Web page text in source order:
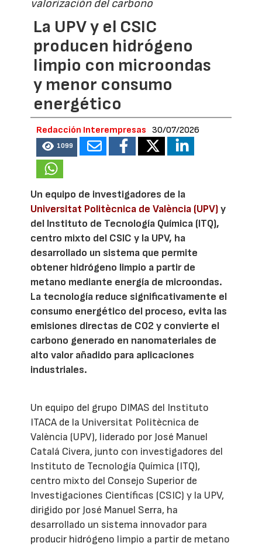
valorización del carbono
La UPV y el CSIC
producen hidrógeno
limpio con microondas
y menor consumo
energético
Redacción Interempresas 30/07/2026
1099
Un equipo de investigadores de la
Universitat Politècnica de València (UPV)y
del Instituto de Tecnología Química (ITQ),
centro mixto del CSIC y la UPV, ha
desarrollado un sistema que permite
obtener hidrógeno limpio a partir de
metano mediante energía de microondas.
La tecnología reduce significativamente el
consumo energético del proceso, evita las
emisiones directas de CO2 y convierte el
carbono generado en nanomateriales de
alto valor añadido para aplicaciones
industriales.
Un equipo del grupo DIMAS del Instituto
ITACA de la Universitat Politècnica de
València (UPV), liderado por José Manuel
Catalá Civera, junto con investigadores del
Instituto de Tecnología Química (ITQ),
centro mixto del Consejo Superior de
Investigaciones Científicas (CSIC) y la UPV,
dirigido por José Manuel Serra, ha
desarrollado un sistema innovador para
producir hidrógeno limpio a partir de metano